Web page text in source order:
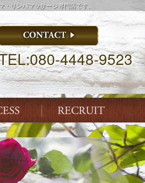
リンパマッサージ専門店です。
4448-9523